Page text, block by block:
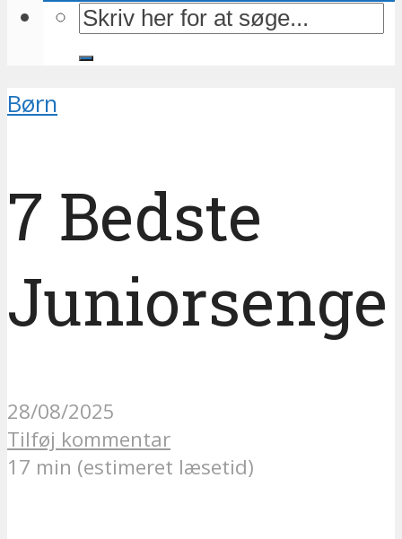
Børn
7 Bedste
Juniorsenge
28/08/2025
Tilføj kommentar
17 min (estimeret læsetid)